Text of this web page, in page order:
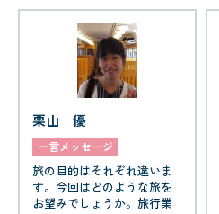
栗山 優
一言メッセージ
旅の目的はそれぞれ違いま
す。今回はどのような旅を
お望みでしょうか。旅行業